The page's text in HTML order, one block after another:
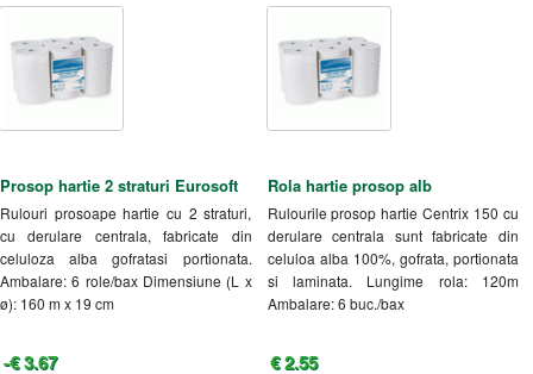
Prosop hartie 2 straturi Eurosoft
Rulouri prosoape hartie cu 2 straturi,
cu derulare centrala, fabricate din
celuloza alba gofratasi portionata.
Ambalare: 6 role/bax Dimensiune (L x
ø): 160 m x 19 cm
-€ 3.67
Rola hartie prosop alb
Rulourile prosop hartie Centrix 150 cu
derulare centrala sunt fabricate din
celuloa alba 100%, gofrata, portionata
si laminata. Lungime rola: 120m
Ambalare: 6 buc./bax
€ 2.55